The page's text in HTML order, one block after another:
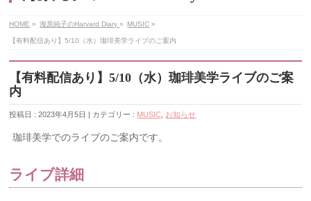
HOME » 海原純子のHarvard Diary» MUSIC »
【有料配信あり】5/10（水）珈琲美学ライブのご案内
【有料配信あり】5/10（水）珈琲美学ライブのご案
内
投稿日 : 2023年4月5日 | カテゴリー : MUSIC お知らせ
珈琲美学でのライブのご案内です。
ライブ詳細